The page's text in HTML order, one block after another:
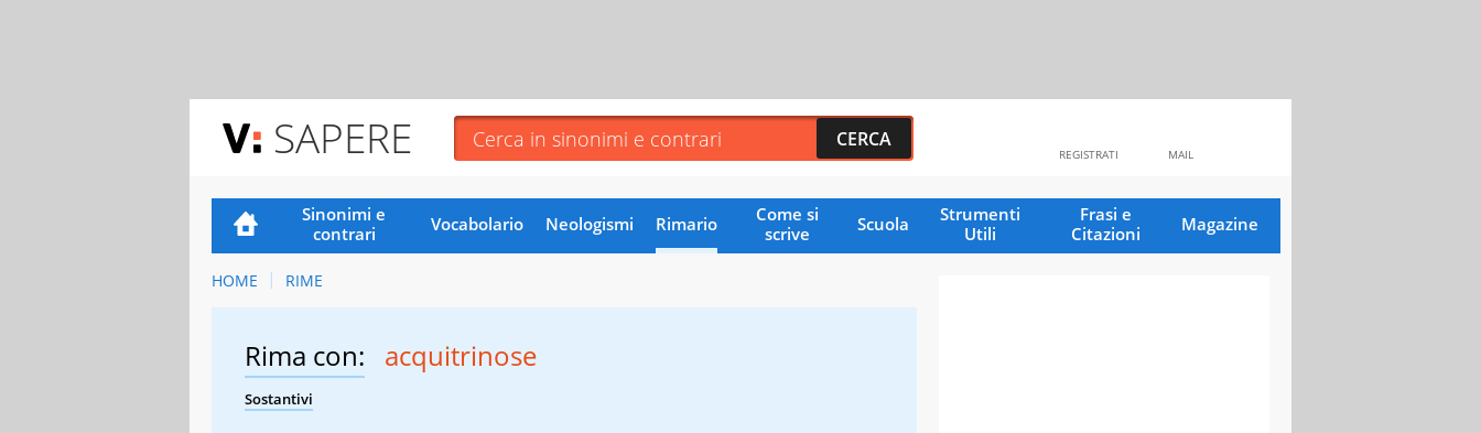
SAPERE MAIL
REGISTRATI
Sinonimi e
contrari
Vocabolario Neologismi Rimario
Come si
scrive
Scuola
Strumenti
Utili
Frasi e
Citazioni
Magazine
HOME RIME
Rima con: acquitrinose
Sostantivi